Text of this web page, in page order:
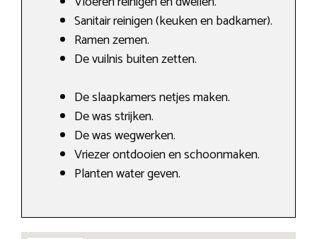
Sanitair reinigen (keuken en badkamer).
Ramen zemen.
De vuilnis buiten zetten.
De slaapkamers netjes maken.
De was strijken.
De was wegwerken.
Vriezer ontdooien en schoonmaken.
Planten water geven.